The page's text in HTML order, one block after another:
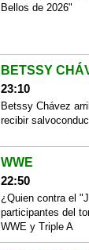
Bellos de 2026"
BETSSY
23:10
Betssy Chávez
recibir
WWE
22:50
¿Quien contra el
participantes del
WWE y Triple A